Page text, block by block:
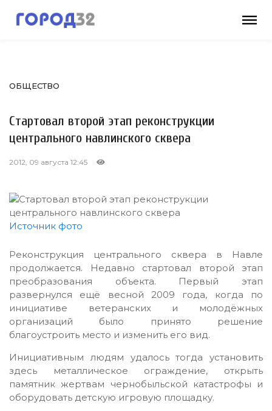
ОБЩЕСТВО
Стартовал второй этап реконструкции
центрального навлинского сквера
2012, 09 августа 12:45
Источник фото
Реконструкция центрального сквера в Навле
продолжается. Недавно стартовал второй этап
преобразования объекта. Первый этап
развернулся ещё весной 2009 года, когда по
инициативе ветеранских и молодёжных
организаций было принято решение
благоустроить место и изменить его вид.
Инициативным людям удалось тогда установить
здесь металлическое ограждение, открыть
памятник жертвам чернобыльской катастрофы и
оборудовать детскую игровую площадку.